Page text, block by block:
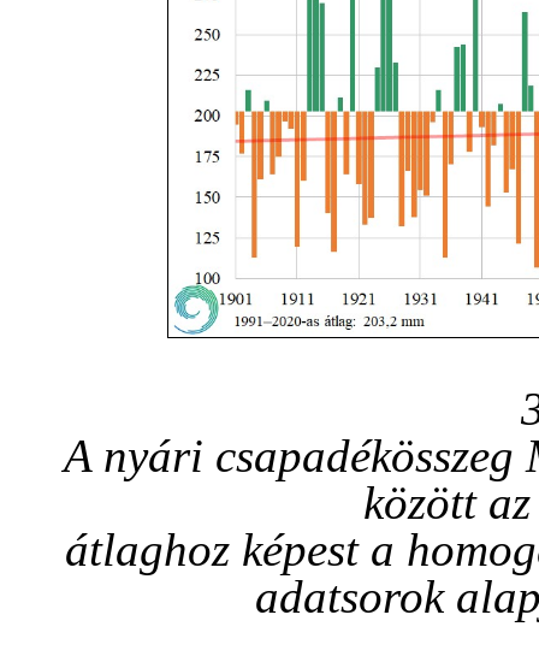
A nyári
között
átlaghoz képest a
adatsorok